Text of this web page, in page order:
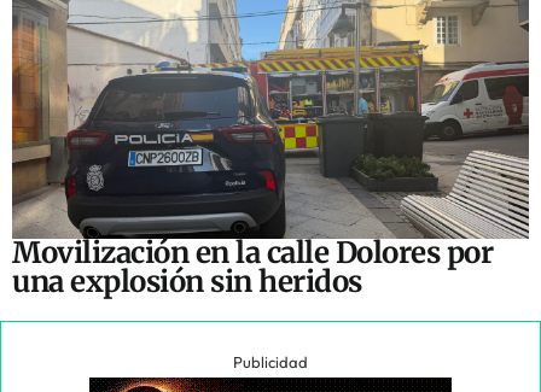
Movilización en la calle Dolores por
una explosión sin heridos
Publicidad